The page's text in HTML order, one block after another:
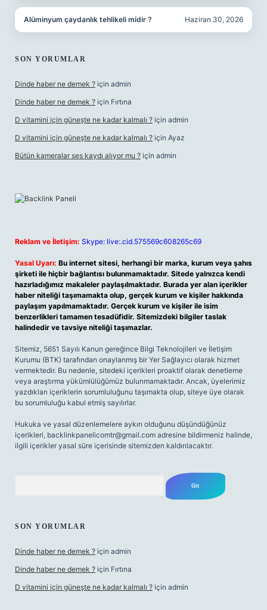
Alüminyum çaydanlık tehlikeli midir ? Haziran 30, 2026
SON YORUMLAR
Dinde haber ne demek ? için admin
Dinde haber ne demek ? için Fırtına
D vitamini için güneşte ne kadar kalmalı ? için admin
D vitamini için güneşte ne kadar kalmalı ? için Ayaz
Bütün kameralar ses kaydı alıyor mu ? için admin
Reklam ve İletişim: Skype: live:.cid.575569c608265c69
Yasal Uyarı: Bu internet sitesi, herhangi bir marka, kurum veya şahıs
şirketi ile hiçbir bağlantısı bulunmamaktadır. Sitede yalnızca kendi
hazırladığımız makaleler paylaşılmaktadır. Burada yer alan içerikler
haber niteliği taşımamakta olup, gerçek kurum ve kişiler hakkında
paylaşım yapılmamaktadır. Gerçek kurum ve kişiler ile isim
benzerlikleri tamamen tesadüfidir. Sitemizdeki bilgiler taslak
halindedir ve tavsiye niteliği taşımazlar.
Sitemiz, 5651 Sayılı Kanun gereğince Bilgi Teknolojileri ve İletişim
Kurumu (BTK) tarafından onaylanmış bir Yer Sağlayıcı olarak hizmet
vermektedir. Bu nedenle, sitedeki içerikleri proaktif olarak denetleme
veya araştırma yükümlülüğümüz bulunmamaktadır. Ancak, üyelerimiz
yazdıkları içeriklerin sorumluluğunu taşımakta olup, siteye üye olarak
bu sorumluluğu kabul etmiş sayılırlar.
Hukuka ve yasal düzenlemelere aykırı olduğunu düşündüğünüz
içerikleri, backlinkpanelicomtr@gmail.com adresine bildirmeniz halinde,
ilgili içerikler yasal süre içerisinde sitemizden kaldırılacaktır.
SON YORUMLAR
Dinde haber ne demek ? için admin
Dinde haber ne demek ? için Fırtına
D vitamini için güneşte ne kadar kalmalı ? için admin